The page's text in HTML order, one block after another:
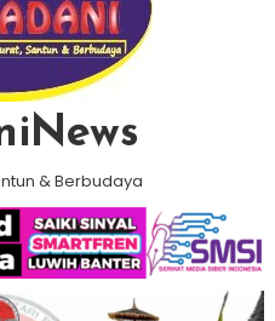
& Berbudaya